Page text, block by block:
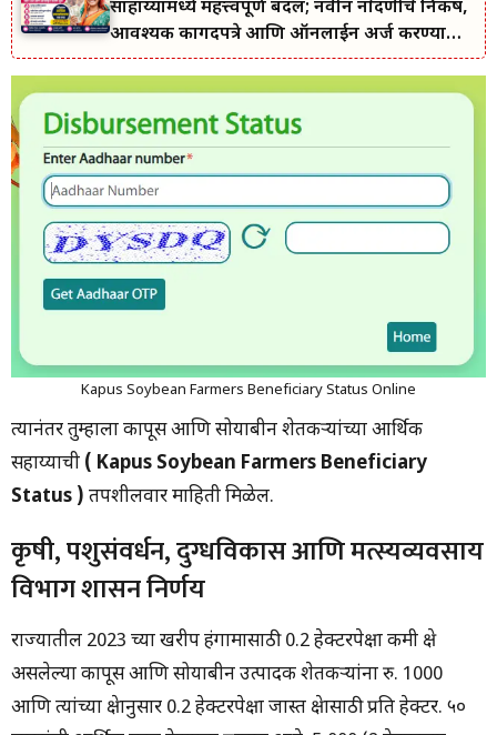
साहाय्यामध्ये महत्त्वपूर्ण बदल; नवीन नोंदणीचे निकष,
आवश्यक कागदपत्रे आणि ऑनलाईन अर्ज करण्याची
सोपी प्रक्रिया जाणून घ्या.
Kapus Soybean Farmers Beneficiary Status Online
त्यानंतर तुम्हाला कापूस आणि सोयाबीन शेतकऱ्यांच्या आर्थिक
सहाय्याची ( Kapus Soybean Farmers Beneficiary
Status ) तपशीलवार माहिती मिळेल.
कृषी, पशुसंवर्धन, दुग्धविकास आणि मत्स्यव्यवसाय
विभाग शासन निर्णय
राज्यातील 2023 च्या खरीप हंगामासाठी 0.2 हेक्टरपेक्षा कमी क्षेत्र
असलेल्या कापूस आणि सोयाबीन उत्पादक शेतकऱ्यांना रु. 1000
आणि त्यांच्या क्षेत्रानुसार 0.2 हेक्टरपेक्षा जास्त क्षेत्रासाठी प्रति हेक्टर. ५०